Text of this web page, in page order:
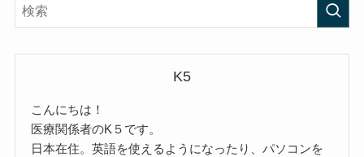
K5
こんにちは！
医療関係者のK５です。
日本在住。英語を使えるようになったり、パソコンを